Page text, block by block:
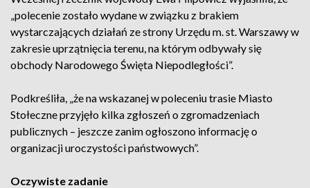
„polecenie zostało wydane w związku z brakiem
wystarczających działań ze strony Urzędu m. st. Warszawy w
zakresie uprzątnięcia terenu, na którym odbywały się
obchody Narodowego Święta Niepodległości”.
Podkreśliła, „że na wskazanej w poleceniu trasie Miasto
Stołeczne przyjęło kilka zgłoszeń o zgromadzeniach
publicznych – jeszcze zanim ogłoszono informację o
organizacji uroczystości państwowych”.
Oczywiste zadanie